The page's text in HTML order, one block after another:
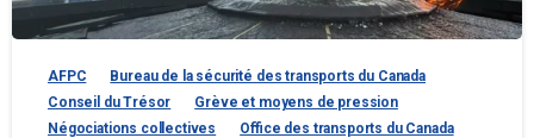
AFPC
Bureau de la sécurité des transports du Canada
Conseil du Trésor
Grève et moyens de pression
Négociations collectives
Office des transports du Canada